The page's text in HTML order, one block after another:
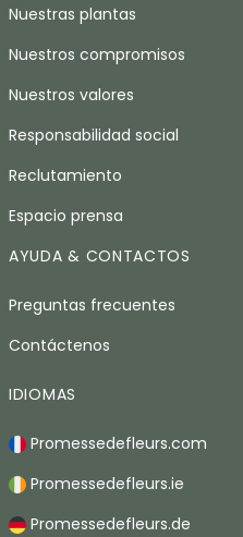
Nuestras plantas
Nuestros compromisos
Nuestros valores
Responsabilidad social
Reclutamiento
Espacio prensa
AYUDA & CONTACTOS
Preguntas frecuentes
Contáctenos
IDIOMAS
Promessedefleurs.com
Promessedefleurs.ie
Promessedefleurs.de